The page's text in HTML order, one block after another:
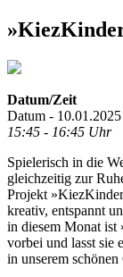
Datum/Zeit
Datum - 10.01.2025
15:45 - 16:45 Uhr
Spielerisch in die
gleichzeitig zur
Projekt
kreativ, entspannt
in diesem Monat
vorbei und lasst sie
in unserem